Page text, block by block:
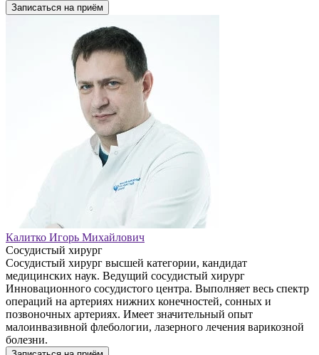
Записаться на приём
Калитко Игорь Михайлович
Сосудистый хирург
Сосудистый хирург высшей категории, кандидат
медицинских наук. Ведущий сосудистый хирург
Инновационного сосудистого центра. Выполняет весь спектр
операций на артериях нижних конечностей, сонных и
позвоночных артериях. Имеет значительный опыт
малоинвазивной флебологии, лазерного лечения варикозной
болезни.